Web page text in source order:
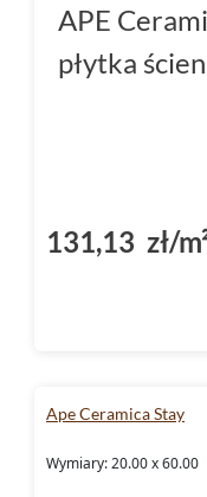
APE
płytka
131,13 zł/
Ape Ceramica Stay
Wymiary: 20.00 x 60.00